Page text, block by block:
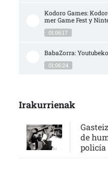
Kodoro Games:
mer Game Fest y
01:06:17
BabaZorra:
01:06:24
Irakurrienak
de
policía